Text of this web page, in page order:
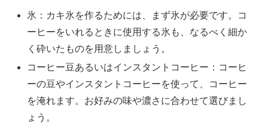
氷：カキ氷を作るためには、まず氷が必要です。コ
ーヒーをいれるときに使用する氷も、なるべく細か
く砕いたものを用意しましょう。
コーヒー豆あるいはインスタントコーヒー：コーヒ
ーの豆やインスタントコーヒーを使って、コーヒー
を淹れます。お好みの味や濃さに合わせて選びまし
ょう。